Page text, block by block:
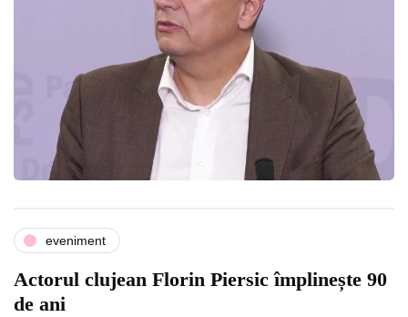
eveniment
Actorul clujean Florin Piersic împlinește 90
de ani